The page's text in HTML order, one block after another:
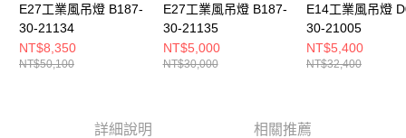
５．嚴禁一人註冊多個帳號或使用他人資訊註冊。若發現惡意使用之情形，
恩沛科技股份有限公司將有權停止該用戶之使用額度並採取法律行動。
E27工業風吊燈 B187-
30-21134
NT$8,350
NT$50,100
E27工業風吊燈 B187-
30-21135
NT$5,000
NT$30,000
E14工業風吊燈
30-21005
NT$5,400
NT$32,400
詳細說明 相關推薦